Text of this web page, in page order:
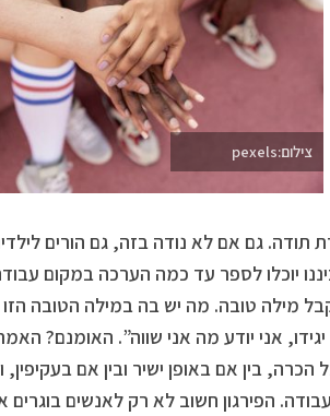
צילום:pexels
תודה. גם אם לא נודה בזה, גם הורים
יוכלו לספר עד כמה הערכה במקום
מילה טובה. מה יש בה במילה הטובה
אני יודע מה אני שווה”. האומנם?
הכרה, בין אם באופן ישיר ובין אם
הפירגון חשוב לא רק לאנשים בוגרים